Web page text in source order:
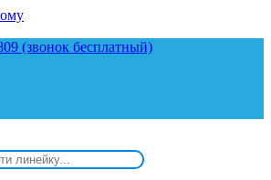
(звонок бесплатный)